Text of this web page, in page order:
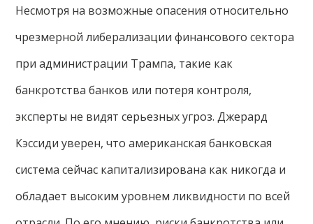
Несмотря на возможные опасения относительно
чрезмерной либерализации финансового сектора
при администрации Трампа, такие как
банкротства банков или потеря контроля,
эксперты не видят серьезных угроз. Джерард
Кэссиди уверен, что американская банковская
система сейчас капитализирована как никогда и
обладает высоким уровнем ликвидности по всей